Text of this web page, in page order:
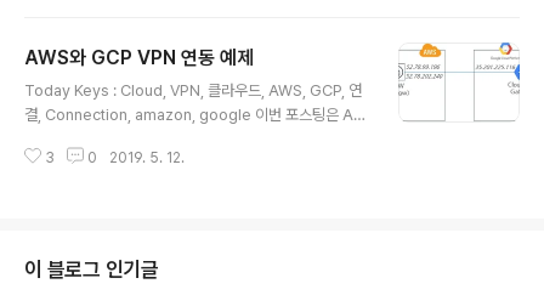
않습니다. 이번 포스팅 예제에서 다루게 될 전체 구성도입
니다. Azure에서의 VNet과 GCP의 VPC 내에 각각 1개
의 Instance가 있습니다. Azure의l Virtual Network
이용해서 터널 연결을 하여, Azure에서 선언된 ..
AWS와 GCP VPN 연동 예제
Today Keys : Cloud, VPN, 클라우드, AWS, GCP, 연
결, Connection, amazon, google 이번 포스팅은 AW
상호 간의 VPC 연결하는 예제입니다. VPN을 사용하면 멀
각 VPC를 생성해서, 각각의 VPN 서비스를 이용해서 AW
S와 GCP 간의 연동 후 AWS와 GCP에 있는 호스트 간의
3 0 2019. 5. 12.
이 블로그 인기글